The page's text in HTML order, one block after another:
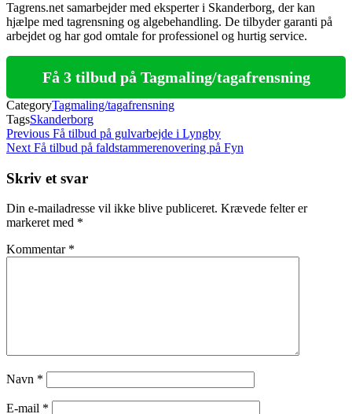
Tagrens.net samarbejder med eksperter i Skanderborg, der kan
hjælpe med tagrensning og algebehandling. De tilbyder garanti på
arbejdet og har god omtale for professionel og hurtig service.
Få 3 tilbud på Tagmaling/tagafrensning
CategoryTagmaling/tagafrensning
TagsSkanderborg
Indlægsnavigation
Previous
Post
Previous Få tilbud på gulvarbejde i Lyngby
Next
Next Få tilbud på faldstammerenovering på Fyn
Skriv et svar
Din e-mailadresse vil ikke blive publiceret. Krævede felter er
markeret med *
Kommentar *
Navn *
E-mail *